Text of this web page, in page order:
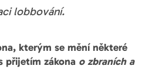
lobbování.
kterým se mění některé
přijetím zákona o zbraních a